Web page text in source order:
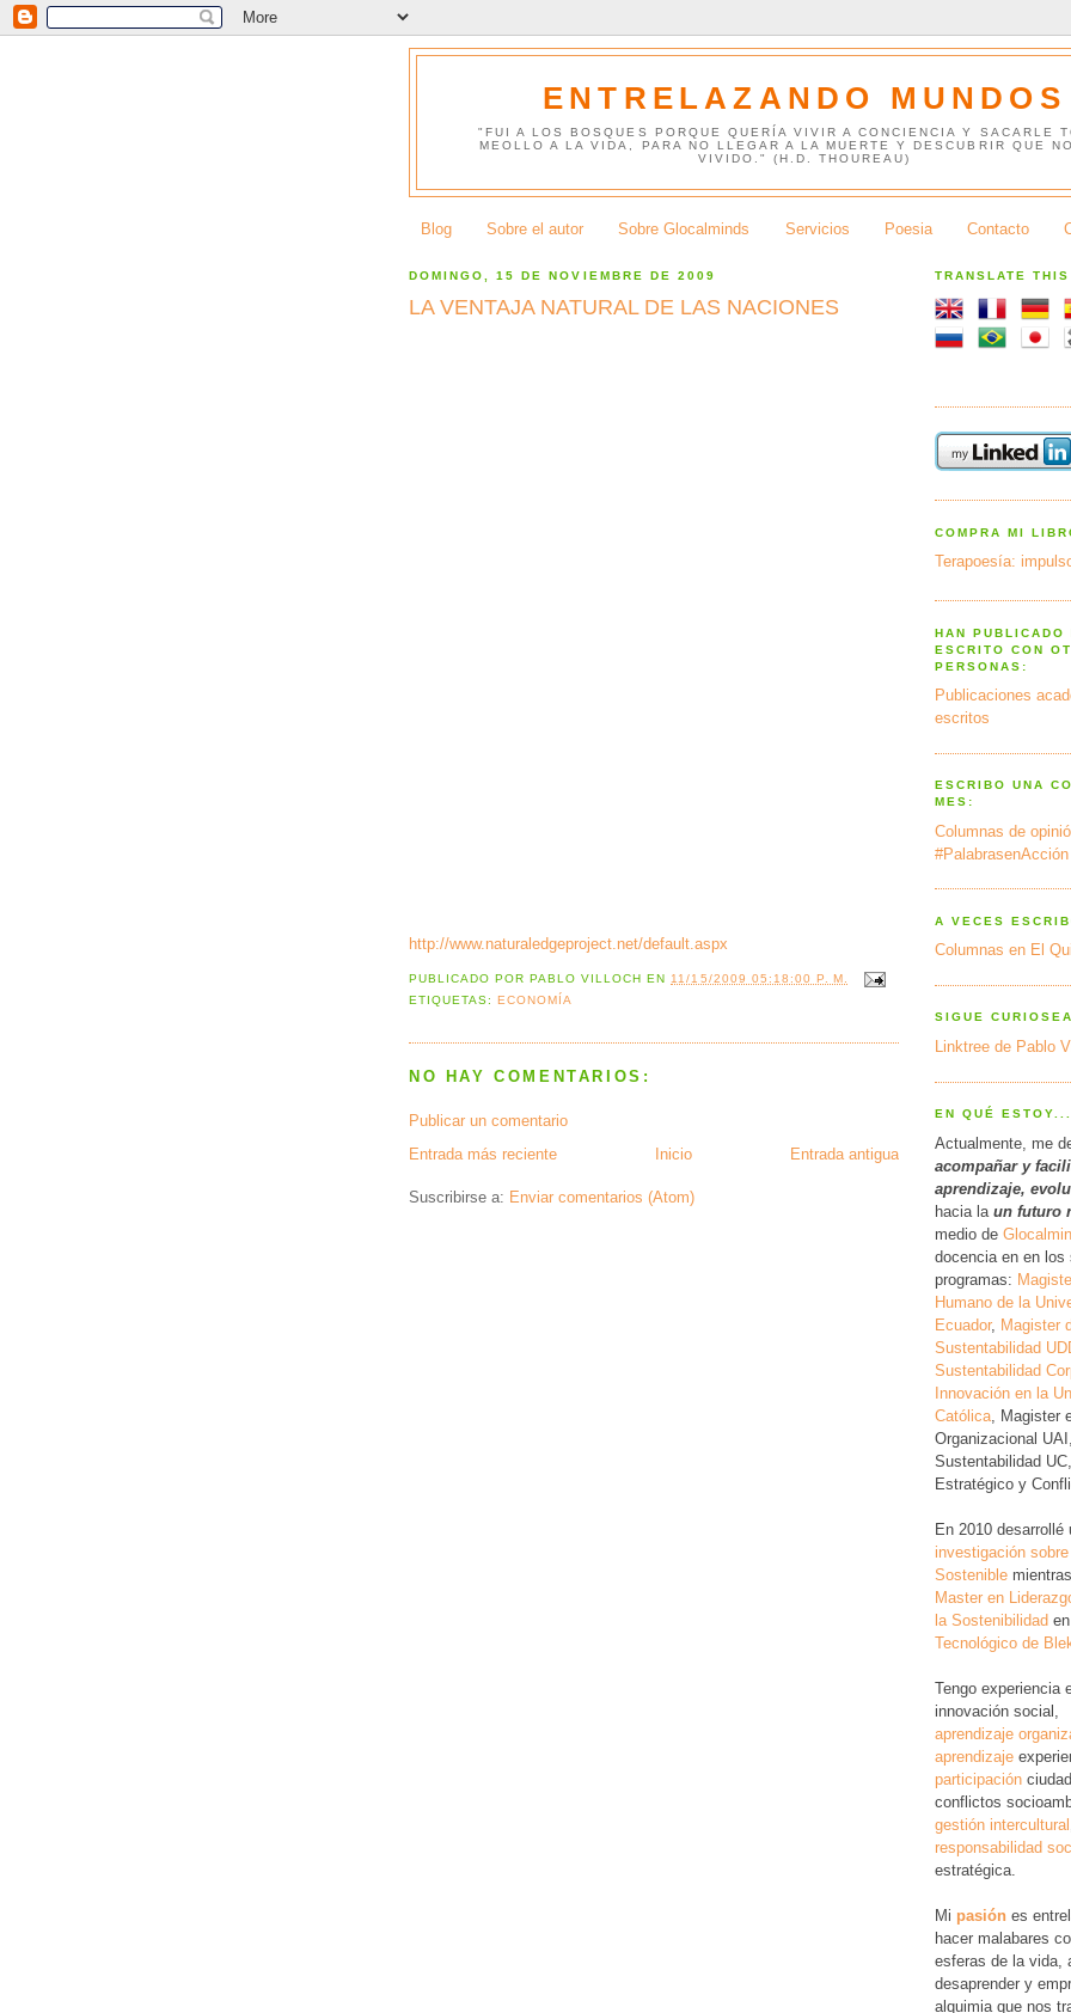
ENTRELAZANDO MUNDOS
"FUI A LOS BOSQUES PORQUE QUERÍA VIVIR A CONCIENCIA Y SACARLE
MEOLLO A LA VIDA, PARA NO LLEGAR A LA MUERTE Y DESCUBRIR QUE
VIVIDO." (H.D. THOUREAU)
Blog Sobre el autor Sobre Glocalminds Servicios Poesia Contacto
DOMINGO, 15 DE NOVIEMBRE DE 2009
LA VENTAJA NATURAL DE LAS NACIONES
http://www.naturaledgeproject.net/default.aspx
PUBLICADO POR PABLO VILLOCH EN11/15/2009 05:18:00 P. M.
ETIQUETAS: ECONOMÍA
NO HAY COMENTARIOS:
Publicar un comentario
Entrada más reciente
Entrada antigua
Inicio
Suscribirse a: Enviar comentarios (Atom)
TRANSLATE
COMPRA MI
Terapoesía:
HAN PUBLICADO
ESCRITO CON
PERSONAS:
Publicaciones
escritos
ESCRIBO UNA
MES:
Columnas de
#PalabrasenAcción
A VECES
Columnas en El
SIGUE
Linktree de Pablo
EN QUÉ ESTOY...
Actualmente, me
acompañar y
aprendizaje,
hacia la un futuro
medio de
docencia en en los
programas:
Humano de la
Ecuador, Magister
Sustentabilidad
Sustentabilidad
Innovación en la
Católica , Magister
Organizacional
Sustentabilidad
Estratégico y
En 2010 desarrollé
investigación
Sostenible
Master en
la Sostenibilidad
Tecnológico de
Tengo experiencia
innovación social,
aprendizaje
aprendizaje
participación
conflictos
gestión intercultural
responsabilidad
estratégica.
Mi pasión es
hacer malabares
esferas de la vida,
desaprender y
alquimia que nos